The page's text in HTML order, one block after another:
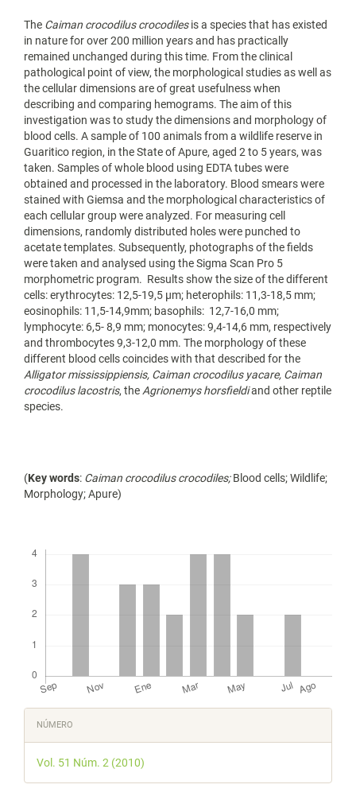
The Caiman crocodilus crocodilesis a species that has existed
in nature for over 200 million years and has practically
remained unchanged during this time. From the clinical
pathological point of view, the morphological studies as well as
the cellular dimensions are of great usefulness when
describing and comparing hemograms. The aim of this
investigation was to study the dimensions and morphology of
blood cells. A sample of 100 animals from a wildlife reserve in
Guaritico region, in the State of Apure, aged 2 to 5 years, was
taken. Samples of whole blood using EDTA tubes were
obtained and processed in the laboratory. Blood smears were
stained with Giemsa and the morphological characteristics of
each cellular group were analyzed. For measuring cell
dimensions, randomly distributed holes were punched to
acetate templates. Subsequently, photographs of the fields
were taken and analysed using the Sigma Scan Pro 5
morphometric program. Results show the size of the different
cells: erythrocytes: 12,5-19,5 µm; heterophils: 11,3-18,5 mm;
eosinophils: 11,5-14,9mm; basophils: 12,7-16,0 mm;
lymphocyte: 6,5- 8,9 mm; monocytes: 9,4-14,6 mm, respectively
and thrombocytes 9,3-12,0 mm. The morphology of these
different blood cells coincides with that described for the
Alligator mississippiensis, Caiman crocodilus yacare, Caiman
crocodilus lacostris, the Agrionemys horsfieldiand other reptile
species.
(Key words: Caiman crocodilus crocodiles;Blood cells; Wildlife;
Morphology; Apure)
Detalles
del
artículo
NÚMERO
Vol. 51 Núm. 2 (2010)